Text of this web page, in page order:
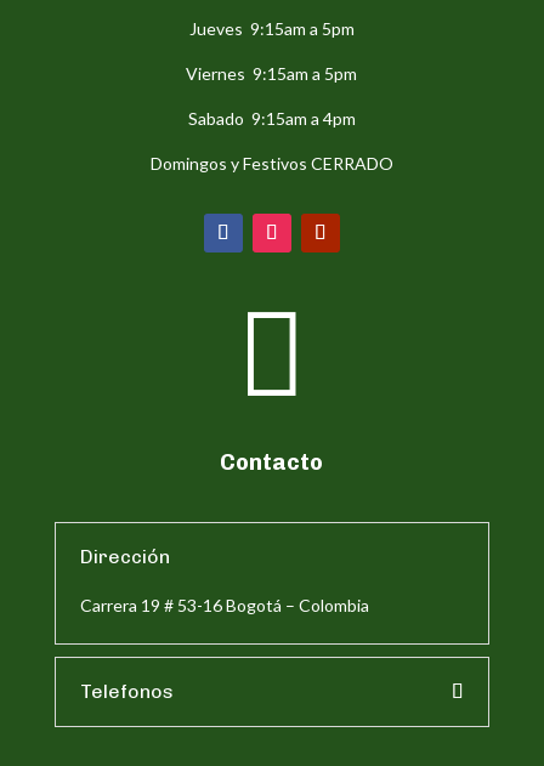
Jueves 9:15am a 5pm
Viernes 9:15am a 5pm
Sabado 9:15am a 4pm
Domingos y Festivos CERRADO

Contacto
Dirección
Carrera 19 # 53-16 Bogotá – Colombia
Telefonos